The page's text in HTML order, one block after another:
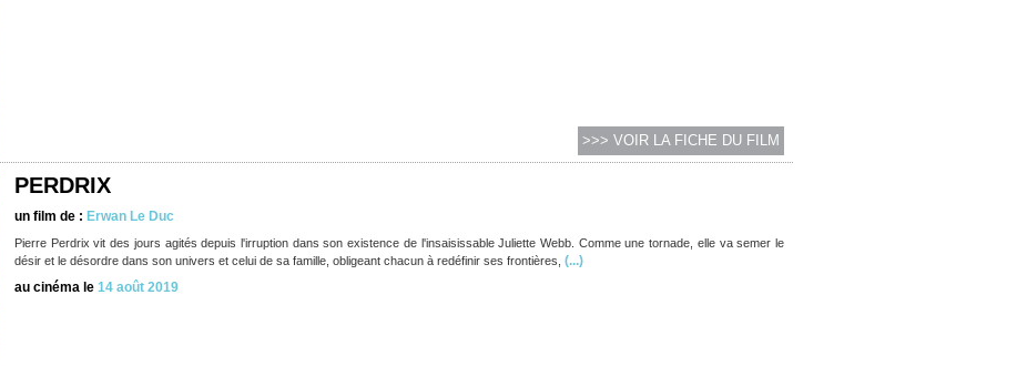
>>> VOIR LA FICHE DU FILM
PERDRIX
un film de : Erwan Le Duc
Pierre Perdrix vit des jours agités depuis l'irruption dans son existence de l'insaisissable Juliette Webb. Comme une tornade, elle va semer le
désir et le désordre dans son univers et celui de sa famille, obligeant chacun à redéfinir ses frontières, (...)
au cinéma le 14 août 2019